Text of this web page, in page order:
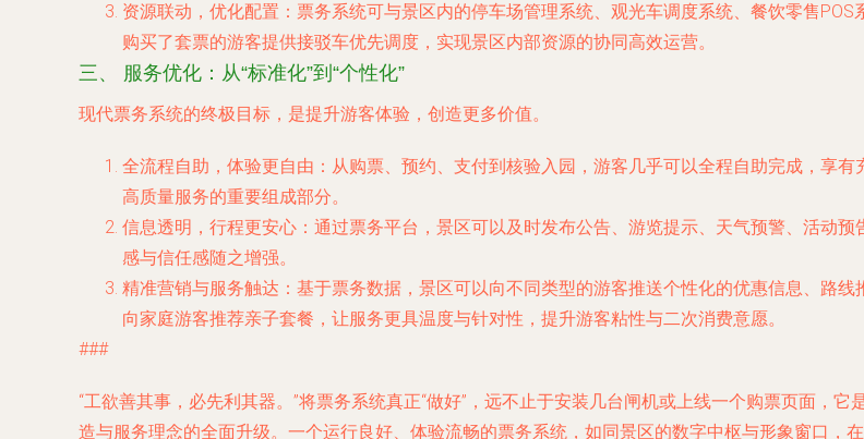
资源联动，优化配置 ：票务系统可与景区内的停车场管理系统、观光车调度系统、餐饮零售
购买了套票的游客提供接驳车优先调度，实现景区内部资源的协同高效运营。
三、 服务优化：从“标准化”到“个性化”
现代票务系统的终极目标，是提升游客体验，创造更多价值。
全流程自助，体验更自由 ：从购票、预约、支付到核验入园，游客几乎可以全程自助完成，享
高质量服务的重要组成部分。
信息透明，行程更安心 ：通过票务平台，景区可以及时发布公告、游览提示、天气预警、活动
感与信任感随之增强。
精准营销与服务触达 ：基于票务数据，景区可以向不同类型的游客推送个性化的优惠信息、路
向家庭游客推荐亲子套餐，让服务更具温度与针对性，提升游客粘性与二次消费意愿。
###
“工欲善其事，必先利其器。”将票务系统真正“做好”，远不止于安装几台闸机或上线一个购票页面，
造与服务理念的全面升级。一个运行良好、体验流畅的票务系统，如同景区的数字中枢与形象窗口，